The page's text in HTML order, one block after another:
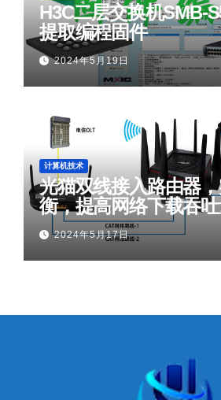
H3C二层交换机SMB-
提取编程固件
2024年5月19日
计算机技术
光猫双线接入路由器
衡，提高网络下载吞
2024年5月17日